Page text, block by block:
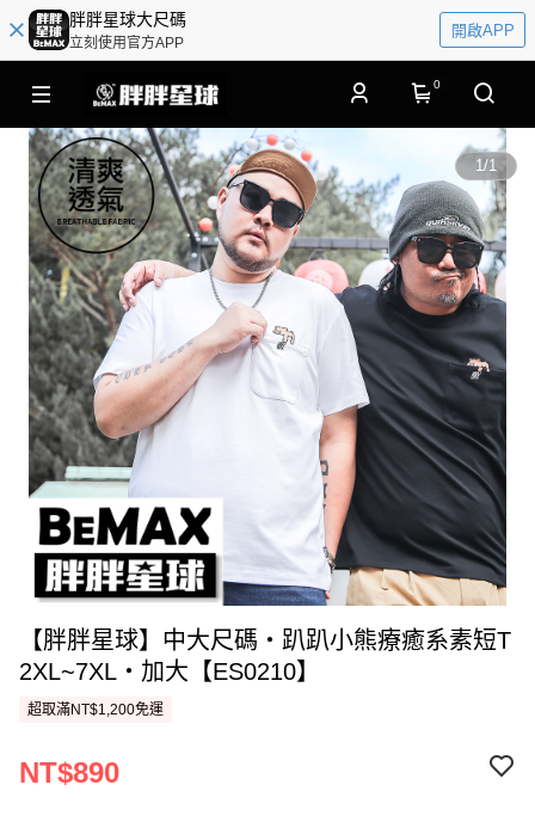
胖胖星球大尺碼
立刻使用官方APP
開啟APP
0
1/1
【胖胖星球】中大尺碼‧趴趴小熊療癒系素短T
2XL~7XL‧加大【ES0210】
超取滿NT$1,200免運
NT$890